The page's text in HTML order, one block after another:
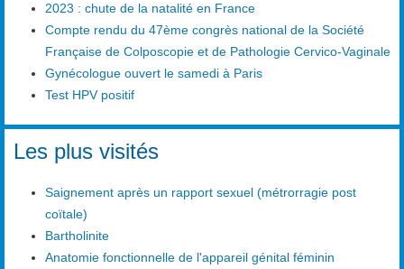
2023 : chute de la natalité en France
Compte rendu du 47ème congrès national de la Société
Française de Colposcopie et de Pathologie Cervico-Vaginale
Gynécologue ouvert le samedi à Paris
Test HPV positif
Les plus visités
Saignement après un rapport sexuel (métrorragie post
coïtale)
Bartholinite
Anatomie fonctionnelle de l'appareil génital féminin